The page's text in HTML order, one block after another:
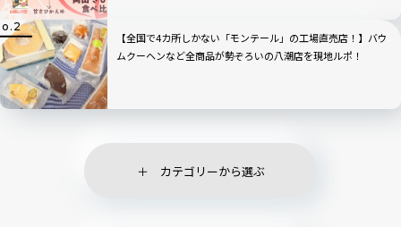
【全国で4カ所しかない「モンテール」の工場直売店！】バウ
ムクーヘンなど全商品が勢ぞろいの八潮店を現地ルポ！
カテゴリーから選ぶ